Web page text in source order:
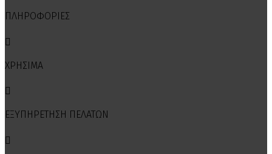
ΠΛΗΡΟΦΟΡΙΕΣ

ΧΡΗΣΙΜΑ

ΕΞΥΠΗΡΕΤΗΣΗ ΠΕΛΑΤΩΝ
